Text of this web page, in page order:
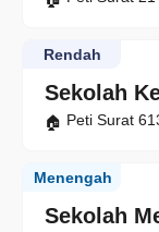
Sekolah
Rendah
Peti Surat
Sekolah
Menengah